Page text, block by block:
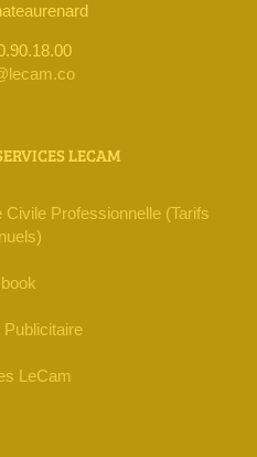
LECAM
Professionnelle (Tarifs
Publicitaire
LeCam